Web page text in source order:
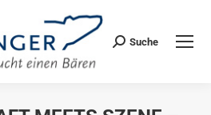
Search:
Suche